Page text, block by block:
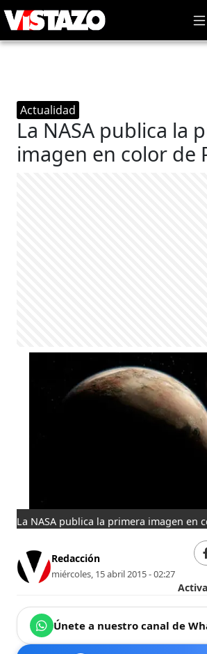
Actualidad
La NASA publica la
imagen en color de
La NASA publica la primera imagen en
Redacción
miércoles, 15 abril 2015 - 02:27
Únete a nuestro canal de